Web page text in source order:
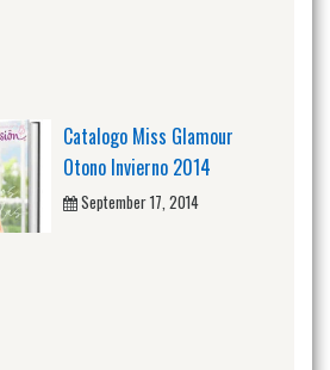
Catalogo Miss Glamour
Otono Invierno 2014
September 17, 2014